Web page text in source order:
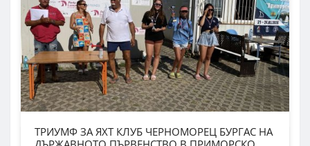
ТРИУМФ ЗА ЯХТ КЛУБ ЧЕРНОМОРЕЦ БУРГАС НА